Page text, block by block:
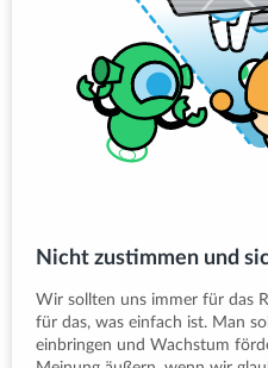
Nicht zustimmen und
Wir sollten uns immer für das
für das, was einfach ist. Man
einbringen und Wachstum